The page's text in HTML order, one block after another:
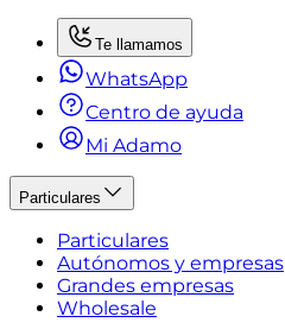
Te llamamos
WhatsApp
Centro de ayuda
Mi Adamo
Particulares
Particulares
Autónomos y empresas
Grandes empresas
Wholesale